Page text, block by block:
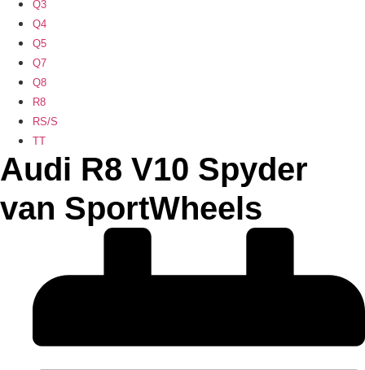
Q3
Q4
Q5
Q7
Q8
R8
RS/S
TT
Audi R8 V10 Spyder
van SportWheels